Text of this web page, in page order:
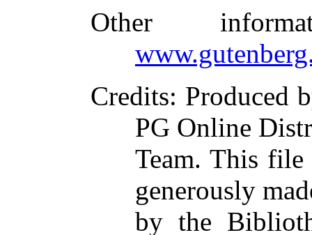
Other
Credits: Produced
PG Online
Team. This file
generously
by the